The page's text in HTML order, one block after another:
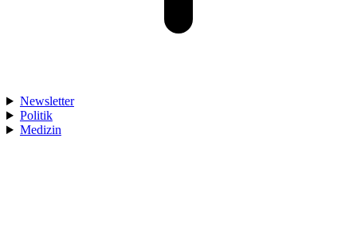
Newsletter
Politik
Medizin